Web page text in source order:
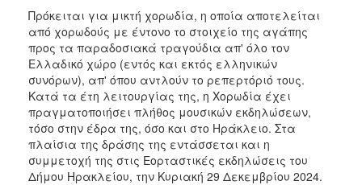
Πρόκειται για μικτή χορωδία, η οποία αποτελείται
από χορωδούς με έντονο το στοιχείο της αγάπης
προς τα παραδοσιακά τραγούδια απ' όλο τον
Ελλαδικό χώρο (εντός και εκτός ελληνικών
συνόρων), απ' όπου αντλούν το ρεπερτόριό τους.
Κατά τα έτη λειτουργίας της, η Χορωδία έχει
πραγματοποιήσει πλήθος μουσικών εκδηλώσεων,
τόσο στην έδρα της, όσο και στο Ηράκλειο. Στα
πλαίσια της δράσης της εντάσσεται και η
συμμετοχή της στις Εορταστικές εκδηλώσεις του
Δήμου Ηρακλείου, την Κυριακή 29 Δεκεμβρίου 2024.